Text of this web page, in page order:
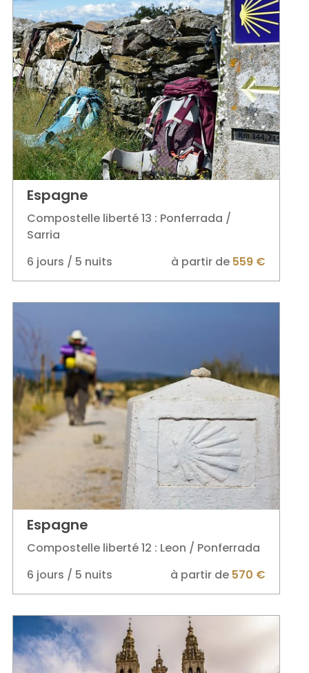
Espagne
Compostelle liberté 13 : Ponferrada /
Sarria
6 jours / 5 nuits
à partir de 559 €
Espagne
Compostelle liberté 12 : Leon / Ponferrada
6 jours / 5 nuits
à partir de 570 €